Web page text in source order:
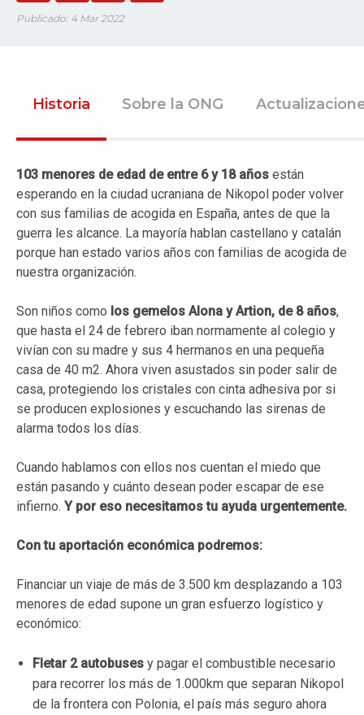
Publicado: 4 Mar 2022
Historia Sobre la ONG
103 menores de edad de entre 6 y 18 años están
esperando en la ciudad ucraniana de Nikopol poder volver
con sus familias de acogida en España, antes de que la
guerra les alcance. La mayoría hablan castellano y catalán
porque han estado varios años con familias de acogida de
nuestra organización.
Son niños como los gemelos Alona y Artion, de 8 años,
que hasta el 24 de febrero iban normamente al colegio y
vivían con su madre y sus 4 hermanos en una pequeña
casa de 40 m2. Ahora viven asustados sin poder salir de
casa, protegiendo los cristales con cinta adhesiva por si
se producen explosiones y escuchando las sirenas de
alarma todos los días.
Cuando hablamos con ellos nos cuentan el miedo que
están pasando y cuánto desean poder escapar de ese
infierno. Y por eso necesitamos tu ayuda urgentemente.
Con tu aportación económica podremos:
Financiar un viaje de más de 3.500 km desplazando a 103
menores de edad supone un gran esfuerzo logístico y
económico:
Fletar 2 autobuses y pagar el combustible necesario
para recorrer los más de 1.000km que separan Nikopol
de la frontera con Polonia, el país más seguro ahora